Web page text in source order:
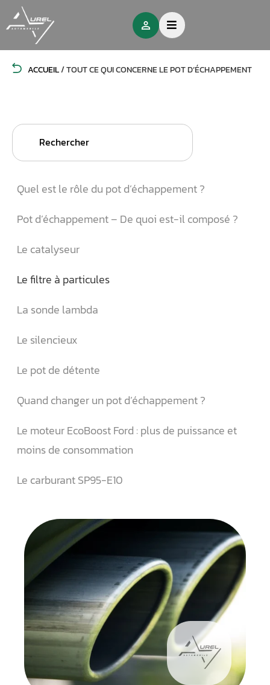
ACCUEIL/TOUT CE QUI CONCERNE LE POT D’ÉCHAPPEMENT
Search
Quel est le rôle du pot d’échappement ?
Pot d’échappement – De quoi est-il composé ?
Le catalyseur
Le filtre à particules
La sonde lambda
Le silencieux
Le pot de détente
Quand changer un pot d’échappement ?
Le moteur EcoBoost Ford : plus de puissance et
moins de consommation
Le carburant SP95-E10